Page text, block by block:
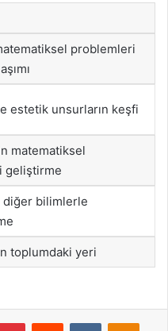
problemleri
estetik unsurların keşfi
matematiksel
geliştirme
diğer bilimlerle
toplumdaki yeri
PinterestReddit VKontakte